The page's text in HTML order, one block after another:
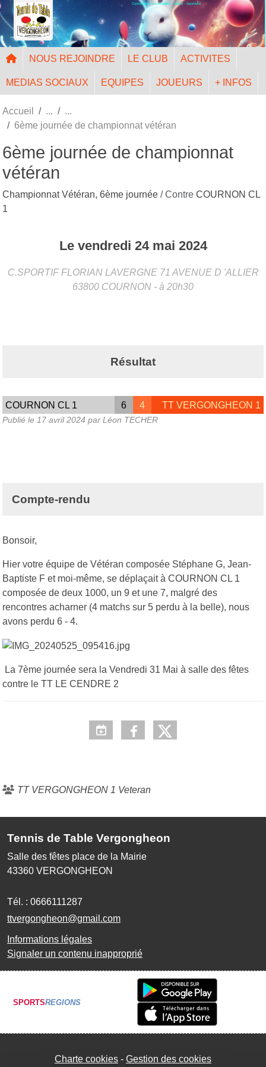
Convivialité - Accessibilité - Mixité - Sportivité
NOUS REJOINDRE LE CLUB ACTIVITES
MEDIAS SOCIAUX EQUIPES JOUEURS + INFOS
Accueil
6ème journée de championnat vétéran
6ème journée de championnat
vétéran
Championnat Vétéran, 6ème journée / Contre COURNON CL
1
Le vendredi 24 mai 2024
C.SPORTIF FLORIAN LAVERGNE 71 AVENUE D 'ALLIER
63800 COURNON - à 20h30
Résultat
COURNON CL 1 6 4 TT VERGONGHEON 1
Publié le 17 avril 2024 par Léon TECHER
Compte-rendu
Bonsoir,
Hier votre équipe de Vétéran composée Stéphane G, Jean-
Baptiste F et moi-même, se déplaçait à COURNON CL 1
composée de deux 1000, un 9 et une 7, malgré des
rencontres acharner (4 matchs sur 5 perdu à la belle), nous
avons perdu 6 - 4.
La 7ème journée sera la Vendredi 31 Mai à salle des fêtes
contre le TT LE CENDRE 2
TT VERGONGHEON 1 Veteran
Tennis de Table Vergongheon
Salle des fêtes place de la Mairie
43360 VERGONGHEON
Tél. : 0666111287
ttvergongheon@gmail.com
Informations légales
Signaler un contenu inapproprié
SPORTSREGIONS
Charte cookies Gestion des cookies
Panneau de gestion des cookies